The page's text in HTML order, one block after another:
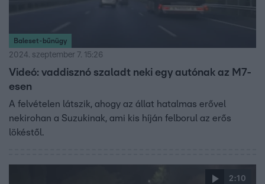
Baleset-bűnügy
2024. szeptember 7. 15:26
Videó: vaddisznó szaladt neki egy autónak az M7-
esen
A felvételen látszik, ahogy az állat hatalmas erővel
nekirohan a Suzukinak, ami kis híján felborul az erős
lökéstől.
2:10